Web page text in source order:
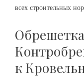
всех строительных
к